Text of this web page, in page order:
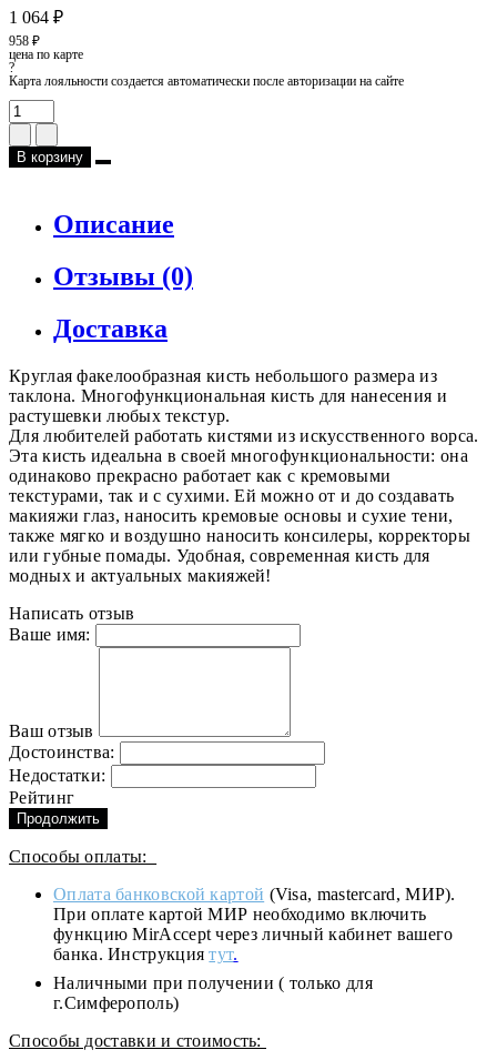
1 064 ₽
958 ₽
цена по карте
?
Карта лояльности создается автоматически после авторизации на сайте
В корзину
Описание
Отзывы (0)
Доставка
Круглая факелообразная кисть небольшого размера из
таклона. Многофункциональная кисть для нанесения и
растушевки любых текстур.
Для любителей работать кистями из искусственного ворса.
Эта кисть идеальна в своей многофункциональности: она
одинаково прекрасно работает как с кремовыми
текстурами, так и с сухими. Ей можно от и до создавать
макияжи глаз, наносить кремовые основы и сухие тени,
также мягко и воздушно наносить консилеры, корректоры
или губные помады. Удобная, современная кисть для
модных и актуальных макияжей!
Написать отзыв
Ваше имя:
Ваш отзыв
Достоинства:
Недостатки:
Рейтинг
Продолжить
Способы оплаты:
Оплата банковской картой (Visa, mastercard, МИР).
При оплате картой МИР необходимо включить
функцию MirAccept через личный кабинет вашего
банка. Инструкциятут.
Наличными при получении ( только для
г.Симферополь)
Способы доставки и стоимость: